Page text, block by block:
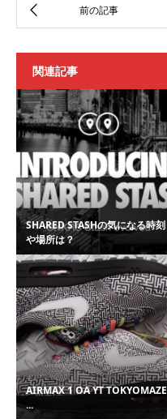
関連記事
SHARED STASHの気になる時刻
や場所は？
AIRMAX 1 OA YT TOKYOMAZE
...